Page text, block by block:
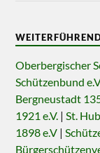
Oberbergischer
Schützenbund
Bergneustadt
1921 e.V. | St.
1898 e.V |